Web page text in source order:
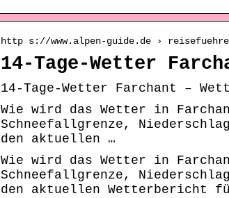
http s://www.alpen-guide.de ›
14-Tage-Wetter
14-Tage-Wetter Farchant –
Wie wird das Wetter in
Schneefallgrenze,
den aktuellen …
Wie wird das Wetter in
Schneefallgrenze,
den aktuellen Wetterbericht